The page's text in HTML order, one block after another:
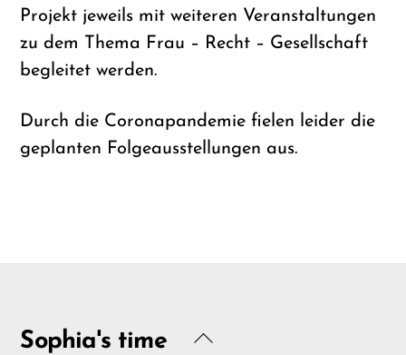
Projekt jeweils mit weiteren Veranstaltungen
zu dem Thema Frau – Recht – Gesellschaft
begleitet werden.
Durch die Coronapandemie fielen leider die
geplanten Folgeausstellungen aus.
Back
Sophia's time